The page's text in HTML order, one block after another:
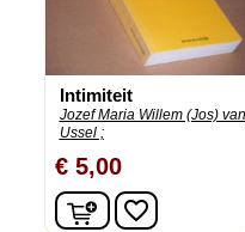
Intimiteit
Jozef Maria Willem (Jos) van
Ussel ;
€ 5,00
In winkelwagen
favorite_border